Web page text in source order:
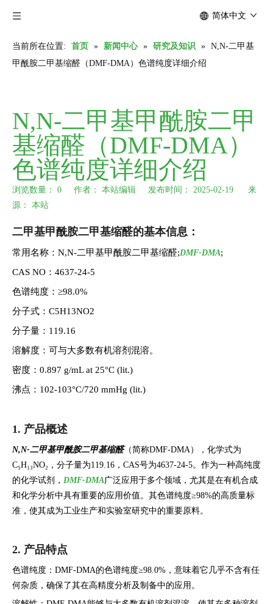
简体中文
当前所在位置: 首页 » 新闻中心 » 研究及知识 » N,N-二甲基
甲酰胺二甲基缩醛（DMF-DMA）色谱纯度详细介绍
N,N-二甲基甲酰胺二甲
基缩醛（DMF-DMA）
色谱纯度详细介绍
浏览数量： 0 作者： 本站编辑 发布时间： 2025-02-19 来
源： 本站
["wechat","weibo","qzone","douban","email"]
二甲基甲酰胺二甲基缩醛的基本信息：
常用名称：N,N-二甲基甲酰胺二甲基缩醛;DMF-DMA;
CAS NO：4637-24-5
色谱纯度：≥98.0%
分子式：C5H13NO2
分子量：119.16
溶解度：可与大多数有机溶剂混溶。
密度：0.897 g/mL at 25°C (lit.)
沸点：102-103°C/720 mmHg (lit.)
1. 产品概述
N,N-二甲基甲酰胺二甲基缩醛（简称DMF-DMA），化学式为
C₅H₁₃NO₂，分子量为119.16，CAS号为4637-24-5。作为一种高纯度
的化学试剂， DMF-DMA广泛应用于多个领域，尤其是在有机合成
和化学分析中具有重要的应用价值。其色谱纯度≥98%的高质量标
准，使其成为工业生产和实验室研究中的重要原料。
2. 产品特点
色谱纯度：DMF-DMA的色谱纯度≥98.0%，意味着它几乎不含有任
何杂质，确保了其在高精度分析及制备中的应用。